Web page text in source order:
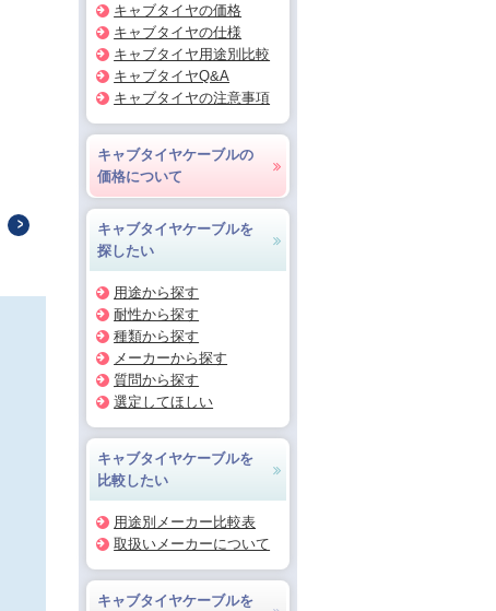
キャブタイヤの価格
キャブタイヤの仕様
キャブタイヤ用途別比較
キャブタイヤQ&A
キャブタイヤの注意事項
キャブタイヤケーブルの
価格について
キャブタイヤケーブルを
探したい
用途から探す
耐性から探す
種類から探す
メーカーから探す
質問から探す
選定してほしい
キャブタイヤケーブルを
比較したい
用途別メーカー比較表
取扱いメーカーについて
キャブタイヤケーブルを